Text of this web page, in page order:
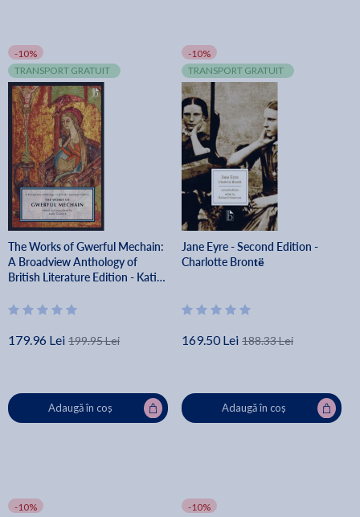
-10%
TRANSPORT GRATUIT
The Works of Gwerful Mechain:
A Broadview Anthology of
British Literature Edition - Katie
179.96 Lei 199.95 Lei
Adaugă în coș
-10%
TRANSPORT GRATUIT
Jane Eyre - Second Edition -
Charlotte Brontë
169.50 Lei 188.33 Lei
Adaugă în coș
-10%
-10%